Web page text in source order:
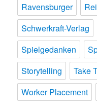
Ravensburger
Schwerkraft-Verlag
Spielgedanken
Storytelling
Take
Worker Placement